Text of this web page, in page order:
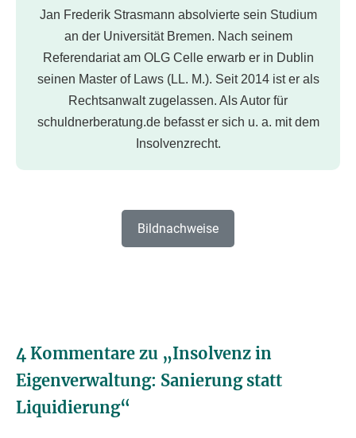
Jan Frederik Strasmann absolvierte sein Studium
an der Universität Bremen. Nach seinem
Referendariat am OLG Celle erwarb er in Dublin
seinen Master of Laws (LL. M.). Seit 2014 ist er als
Rechtsanwalt zugelassen. Als Autor für
schuldnerberatung.de befasst er sich u. a. mit dem
Insolvenzrecht.
Bildnachweise
4 Kommentare zu „Insolvenz in
Eigenverwaltung: Sanierung statt
Liquidierung“